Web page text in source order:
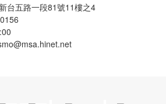
台五路一段81號11樓之4